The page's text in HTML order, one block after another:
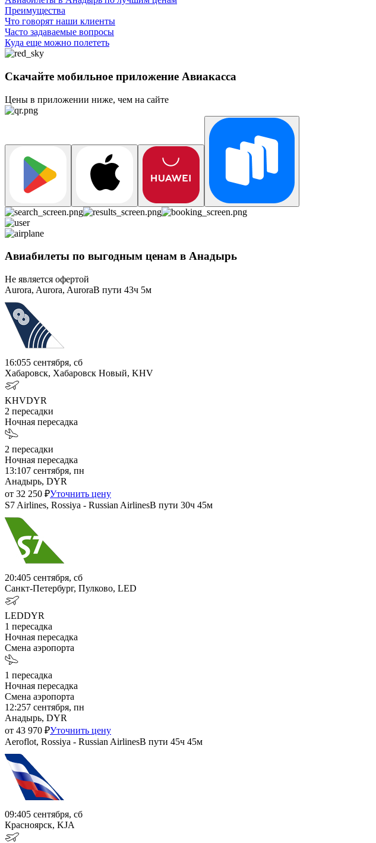
Преимущества
Что говорят наши клиенты
Часто задаваемые вопросы
Куда еще можно полететь
Скачайте мобильное приложение Авиакасса
Цены в приложении ниже, чем на сайте
Авиабилеты по выгодным ценам в Анадырь
Не является офертой
Aurora, Aurora, AuroraВ пути 43ч 5м
16:055 сентября, сб
Хабаровск, Хабаровск Новый, KHV
KHVDYR
2 пересадки
Ночная пересадка
2 пересадки
Ночная пересадка
13:107 сентября, пн
Анадырь, DYR
от 32 250 ₽Уточнить цену
S7 Airlines, Rossiya - Russian AirlinesВ пути 30ч 45м
20:405 сентября, сб
Санкт-Петербург, Пулково, LED
LEDDYR
1 пересадка
Ночная пересадка
Смена аэропорта
1 пересадка
Ночная пересадка
Смена аэропорта
12:257 сентября, пн
Анадырь, DYR
от 43 970 ₽Уточнить цену
Aeroflot, Rossiya - Russian AirlinesВ пути 45ч 45м
09:405 сентября, сб
Красноярск, KJA